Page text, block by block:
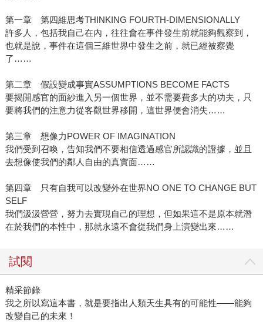
第一章 第四維思考THINKING FOURTH-DIMENSIONALLY
許多人，包括我自己在內，往往會在事件發生前就能夠觀察到，
也就是說，事件在這個三維世界中發生之前，就已經被察覺
了……
第二章 假設變成事實ASSUMPTIONS BECOME FACTS
要揭開感官的面紗進入另一個世界，並不需要費多大的功夫，只
要將我們的注意力從客觀世界移開，這世界便會消失……
第三章 想像力POWER OF IMAGINATION
我們受到召喚，告知我們不要相信透過感官所認識的證據，並且
去想像使我們的鄰人自由的真實面……
第四章 只有自我可以改變外在世界NO ONE TO CHANGE BUT
SELF
我們汲汲營營，努力去實現自己的理想，但如果這不是原本就潛
在於我們的本性中，那就永遠不會從我們身上演變出來……
試閱
精采節錄
我之所以寫這本書，就是要指出人類天生具有的可能性——能夠
改變自己的未來！